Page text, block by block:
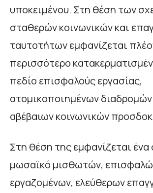
υποκειμένου. Στη θέση των
σταθερών κοινωνικών και
ταυτοτήτων εμφανίζεται
περισσότερο
πεδίο επισφαλούς εργασίας,
ατομικοποιημένων διαδρομών
αβέβαιων κοινωνικών
Στη θέση της εμφανίζεται ένα
μωσαϊκό μισθωτών,
εργαζομένων, ελεύθερων